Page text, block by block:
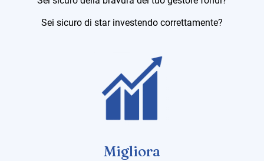
Sei sicuro di star investendo correttamente?
Migliora